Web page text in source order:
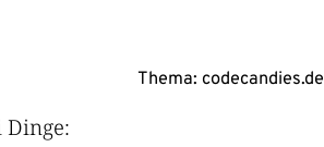
Thema:codecandies.de
Dinge: